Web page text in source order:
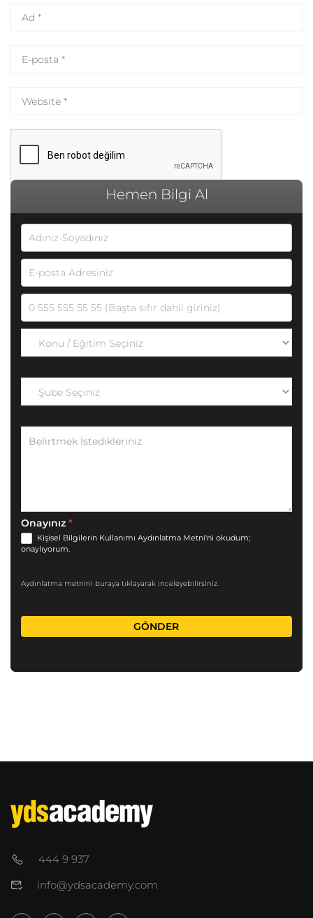
Onayınız *
Kişisel Bilgilerin Kullanımı Aydınlatma Metni'ni okudum;
onaylıyorum.
Aydınlatma metnini buraya tıklayarak inceleyebilirsiniz.
444 9 937
info@ydsacademy.com